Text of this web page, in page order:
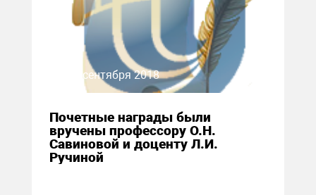
25 сентября 2018
Почетные награды были
вручены профессору О.Н.
Савиновой и доценту Л.И.
Ручиной